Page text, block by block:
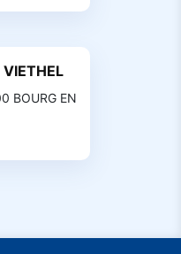
VIETHEL
BOURG EN